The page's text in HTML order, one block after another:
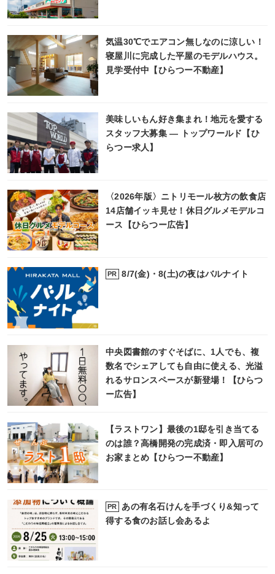
気温30℃でエアコン無しなのに涼しい！
寝屋川に完成した平屋のモデルハウス。
見学受付中【ひらつー不動産】
美味しいもん好き集まれ！地元を愛する
スタッフ大募集 ― トップワールド【ひ
らつー求人】
〈2026年版〉ニトリモール枚方の飲食店
14店舗イッキ見せ！休日グルメモデルコ
ース【ひらつー広告】
PR 8/7(金)・8(土)の夜はバルナイト
中央図書館のすぐそばに、1人でも、複
数名でシェアしても自由に使える、光溢
れるサロンスペースが新登場！【ひらつ
ー広告】
【ラストワン】最後の1邸を引き当てる
のは誰？高橋開発の完成済・即入居可の
お家まとめ【ひらつー不動産】
PR
あの有名石けんを手づくり&知って
得する食のお話し会あるよ